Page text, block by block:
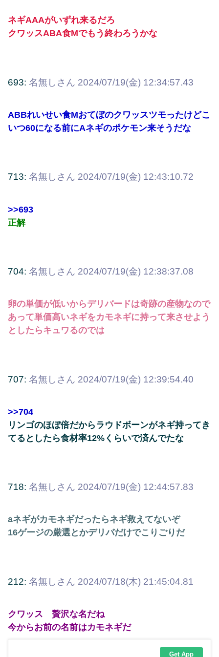
ネギAAAがいずれ来るだろ
クワッスABA食Mでもう終わろうかな
693: 名無しさん 2024/07/19(金) 12:34:57.43
ABBれいせい食Mおてぼのクワッスツモったけどこ
いつ60になる前にAネギのポケモン来そうだな
713: 名無しさん 2024/07/19(金) 12:43:10.72
>>693
正解
704: 名無しさん 2024/07/19(金) 12:38:37.08
卵の単価が低いからデリバードは奇跡の産物なので
あって単価高いネギをカモネギに持って来させよう
としたらキュワるのでは
707: 名無しさん 2024/07/19(金) 12:39:54.40
>>704
リンゴのほぼ倍だからラウドボーンがネギ持ってき
てるとしたら食材率12%くらいで済んでたな
718: 名無しさん 2024/07/19(金) 12:44:57.83
aネギがカモネギだったらネギ救えてないぞ
16ゲージの厳選とかデリバだけでこりごりだ
212: 名無しさん 2024/07/18(木) 21:45:04.81
クワッス 贅沢な名だね
今からお前の名前はカモネギだ